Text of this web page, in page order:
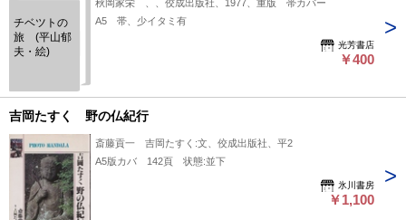
チベツトの
旅 (平山郁
夫・絵)
秋岡家栄 、、佼成出版社、1977、重版 帯カバー
A5 帯、少イタミ有
光芳書店
￥400
吉岡たすく 野の仏紀行
斎藤貢一 吉岡たすく:文、佼成出版社、平2
A5版カバ 142頁 状態:並下
氷川書房
￥1,100